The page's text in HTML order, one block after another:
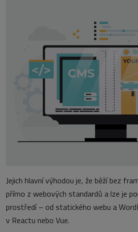
Jejich hlavní výhodou je, že běží bez
přímo z webových standardů a lze je
prostředí – od statického webu a
v Reactu nebo Vue.